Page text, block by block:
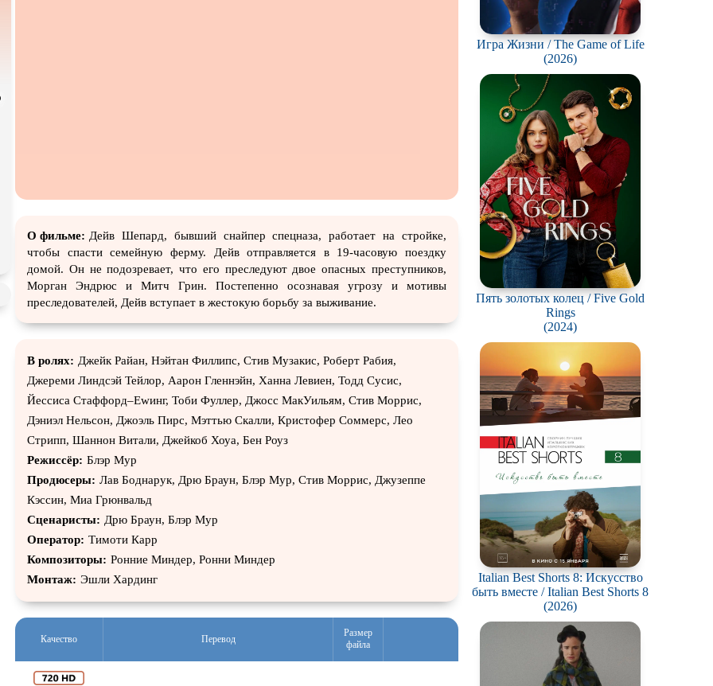
О фильме: Дейв Шепард, бывший снайпер спецназа, работает на стройке,
чтобы спасти семейную ферму. Дейв отправляется в 19-часовую поездку
домой. Он не подозревает, что его преследуют двое опасных преступников,
Морган Эндрюс и Митч Грин. Постепенно осознавая угрозу и мотивы
преследователей, Дейв вступает в жестокую борьбу за выживание.
В ролях: Джейк Райан, Нэйтан Филлипс, Стив Музакис, Роберт Рабия,
Джереми Линдсэй Тейлор, Аарон Гленнэйн, Ханна Левиен, Тодд Суcиc,
Йессиcа Стаффорд–Еwинг, Тоби Фуллер, Джосс МакУильям, Стив Моррис,
Дэниэл Нельсон, Джоэль Пирс, Мэттью Скалли, Кристофер Соммерс, Лео
Стрипп, Шаннон Витали, Джейкоб Хоуа, Бен Роуз
Режиссёр: Блэр Мур
Продюсеры: Лав Боднарук, Дрю Браун, Блэр Мур, Стив Моррис, Джузеппе
Кэссин, Миа Грюнвальд
Сценаристы: Дрю Браун, Блэр Мур
Оператор: Тимоти Карр
Композиторы: Ронние Миндер, Ронни Миндер
Монтаж: Эшли Хардинг
Качество Перевод
Размер
файла
Игра Жизни / The Game of Life
(2026)
Пять золотых колец / Five Gold
Rings
(2024)
Italian Best Shorts 8: Искусство
быть вместе / Italian Best Shorts 8
(2026)